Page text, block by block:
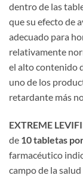
dentro de las
que su efecto de
adecuado para
relativamente
el alto contenido
uno de los
retardante más
EXTREME
de ​ 10 tabletas
farmacéutico
campo de la salud